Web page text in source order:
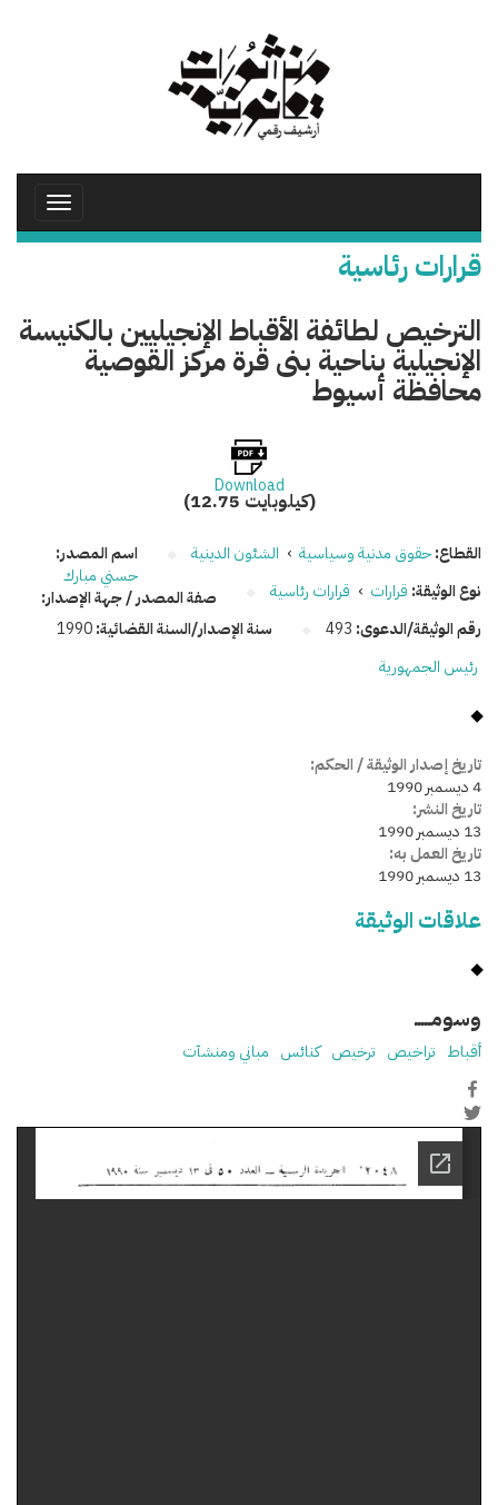
Toggle
قرارات رئاسية
الترخيص لطائفة الأقباط الإنجيليين بالكنيسة
الإنجيلية بناحية بنى قرة مركز القوصية
محافظة أسيوط
Download
(12.75 كيلوبايت)
القطاع:حقوق مدنية وسياسية › الشئون الدينية
نوع الوثيقة: قرارات › قرارات رئاسية
رقم الوثيقة/الدعوى: 493 سنة الإصدار/السنة القضائية:1990
اسم المصدر:
حسني مبارك
صفة المصدر / جهة الإصدار:
رئيس الجمهورية
تاريخ إصدار الوثيقة / الحكم:
4 ديسمبر 1990
تاريخ النشر:
13 ديسمبر 1990
تاريخ العمل به:
13 ديسمبر 1990
علاقات الوثيقة
وسومـــــ
أقباط تراخيص ترخيص كنائس مباني ومنشآت